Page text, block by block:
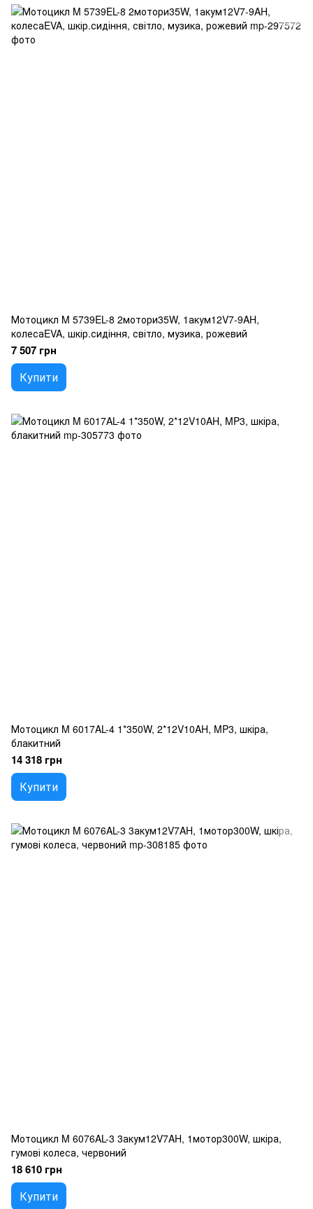
Мотоцикл M 5739EL-8 2мотори35W, 1акум12V7-9AH,
колесаEVA, шкір.сидіння, світло, музика, рожевий
7 507 грн
Купити
Мотоцикл M 6017AL-4 1*350W, 2*12V10AH, MP3, шкіра,
блакитний
14 318 грн
Купити
Мотоцикл M 6076AL-3 3акум12V7AH, 1мотор300W, шкіра,
гумові колеса, червоний
18 610 грн
Купити